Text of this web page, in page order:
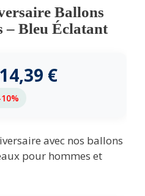
Ballons
– Bleu Éclatant
€
avec nos ballons
pour hommes et